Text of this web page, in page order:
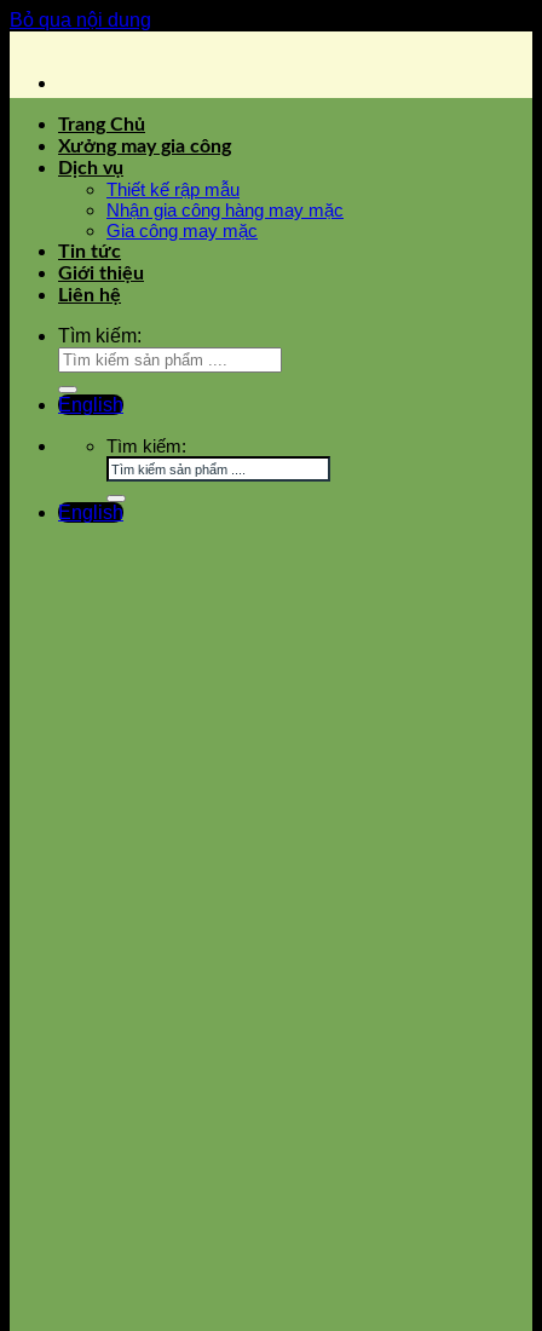
Bỏ qua nội dung
Trang Chủ
Xưởng may gia công
Dịch vụ
Thiết kế rập mẫu
Nhận gia công hàng may mặc
Gia công may mặc
Tin tức
Giới thiệu
Liên hệ
Tìm kiếm:
English
Tìm kiếm:
English